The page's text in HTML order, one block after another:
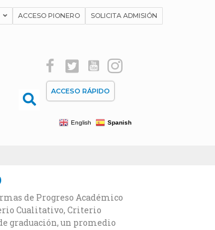
ACCESO PIONERO SOLICITA ADMISIÓN
ACCESO RÁPIDO
English Spanish
de Progreso Académico
Cualitativo, Criterio
graduación, un promedio